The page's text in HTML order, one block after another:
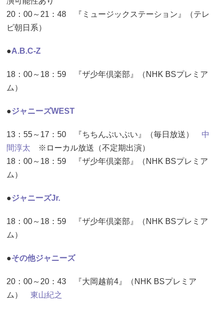
20：00～21：48 『ミュージックステーション』（テレ
ビ朝日系）
●A.B.C-Z
18：00～18：59 『ザ少年倶楽部』（NHK BSプレミア
ム）
●ジャニーズWEST
13：55～17：50 『ちちんぷいぷい』（毎日放送） 中
間淳太 ※ローカル放送（不定期出演）
18：00～18：59 『ザ少年倶楽部』（NHK BSプレミア
ム）
●ジャニーズJr.
18：00～18：59 『ザ少年倶楽部』（NHK BSプレミア
ム）
●その他ジャニーズ
20：00～20：43 『大岡越前4』（NHK BSプレミア
ム） 東山紀之